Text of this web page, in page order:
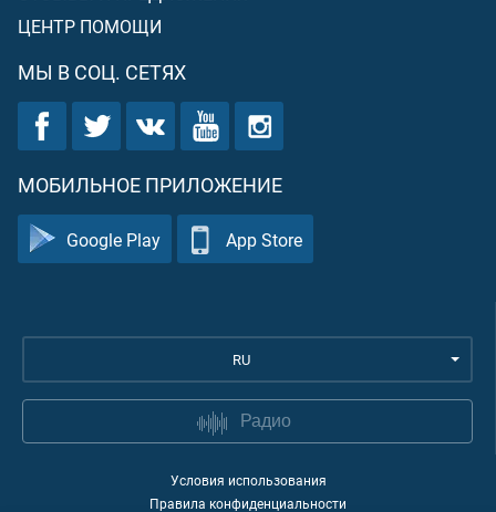
ЦЕНТР ПОМОЩИ
МЫ В СОЦ. СЕТЯХ
МОБИЛЬНОЕ ПРИЛОЖЕНИЕ
Google Play App Store
RU
Радио
Условия использования
Правила конфиденциальности